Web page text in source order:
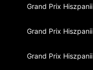
Grand Prix Hiszpanii
Grand Prix Hiszpanii
Grand Prix Hiszpanii